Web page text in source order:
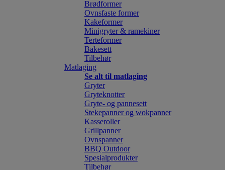
Brødformer
Ovnsfaste former
Kakeformer
Minigryter & ramekiner
Terteformer
Bakesett
Tilbehør
Matlaging
Se alt til matlaging
Gryter
Gryteknotter
Gryte- og pannesett
Stekepanner og wokpanner
Kasseroller
Grillpanner
Ovnspanner
BBQ Outdoor
Spesialprodukter
Tilbehør